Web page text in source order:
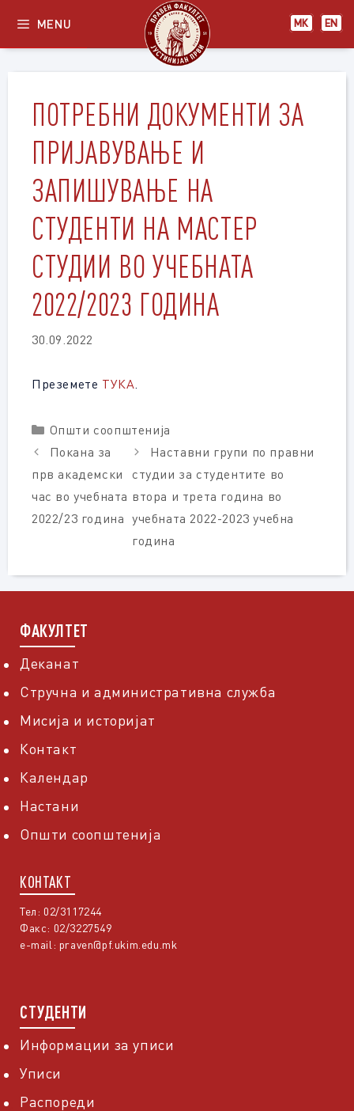
content
МК EN
MENU
ПОТРЕБНИ ДОКУМЕНТИ ЗА
ПРИЈАВУВАЊЕ И
ЗАПИШУВАЊЕ НА
СТУДЕНТИ НА МАСТЕР
СТУДИИ ВО УЧЕБНАТА
2022/2023 ГОДИНА
30.09.2022
Преземете ТУКА.
Categories
Општи соопштенија
Покана за
прв академски
час во учебната
2022/23 година
Наставни групи по правни
студии за студентите во
втора и трета година во
учебната 2022-2023 учебна
година
ФАКУЛТЕТ
Деканат
Стручна и административна служба
Мисија и историјат
Контакт
Календар
Настани
Општи соопштенија
КОНТАКТ
Тел: 02/3117244
Факс: 02/3227549
e-mail: praven@pf.ukim.edu.mk
СТУДЕНТИ
Информации за уписи
Уписи
Распореди